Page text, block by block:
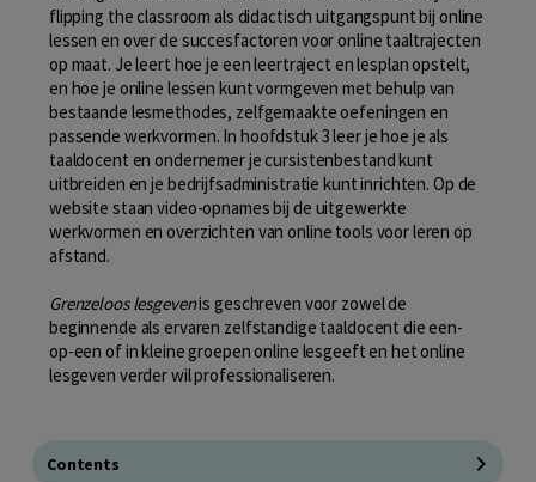
flipping the classroom als didactisch uitgangspunt bij online
lessen en over de succesfactoren voor online taaltrajecten
op maat. Je leert hoe je een leertraject en lesplan opstelt,
en hoe je online lessen kunt vormgeven met behulp van
bestaande lesmethodes, zelfgemaakte oefeningen en
passende werkvormen. In hoofdstuk 3 leer je hoe je als
taaldocent en ondernemer je cursistenbestand kunt
uitbreiden en je bedrijfsadministratie kunt inrichten. Op de
website staan video-opnames bij de uitgewerkte
werkvormen en overzichten van online tools voor leren op
afstand.
Grenzeloos lesgevenis geschreven voor zowel de
beginnende als ervaren zelfstandige taaldocent die een-
op-een of in kleine groepen online lesgeeft en het online
lesgeven verder wil professionaliseren.
Contents